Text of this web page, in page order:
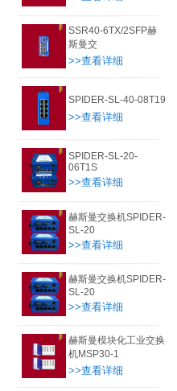
SSR40-6TX/2SFP赫
斯曼交
>>查看详细
SPIDER-SL-40-08T19
>>查看详细
SPIDER-SL-20-
06T1S
>>查看详细
赫斯曼交换机SPIDER-
SL-20
>>查看详细
赫斯曼交换机SPIDER-
SL-20
>>查看详细
赫斯曼模块化工业交换
机MSP30-1
>>查看详细